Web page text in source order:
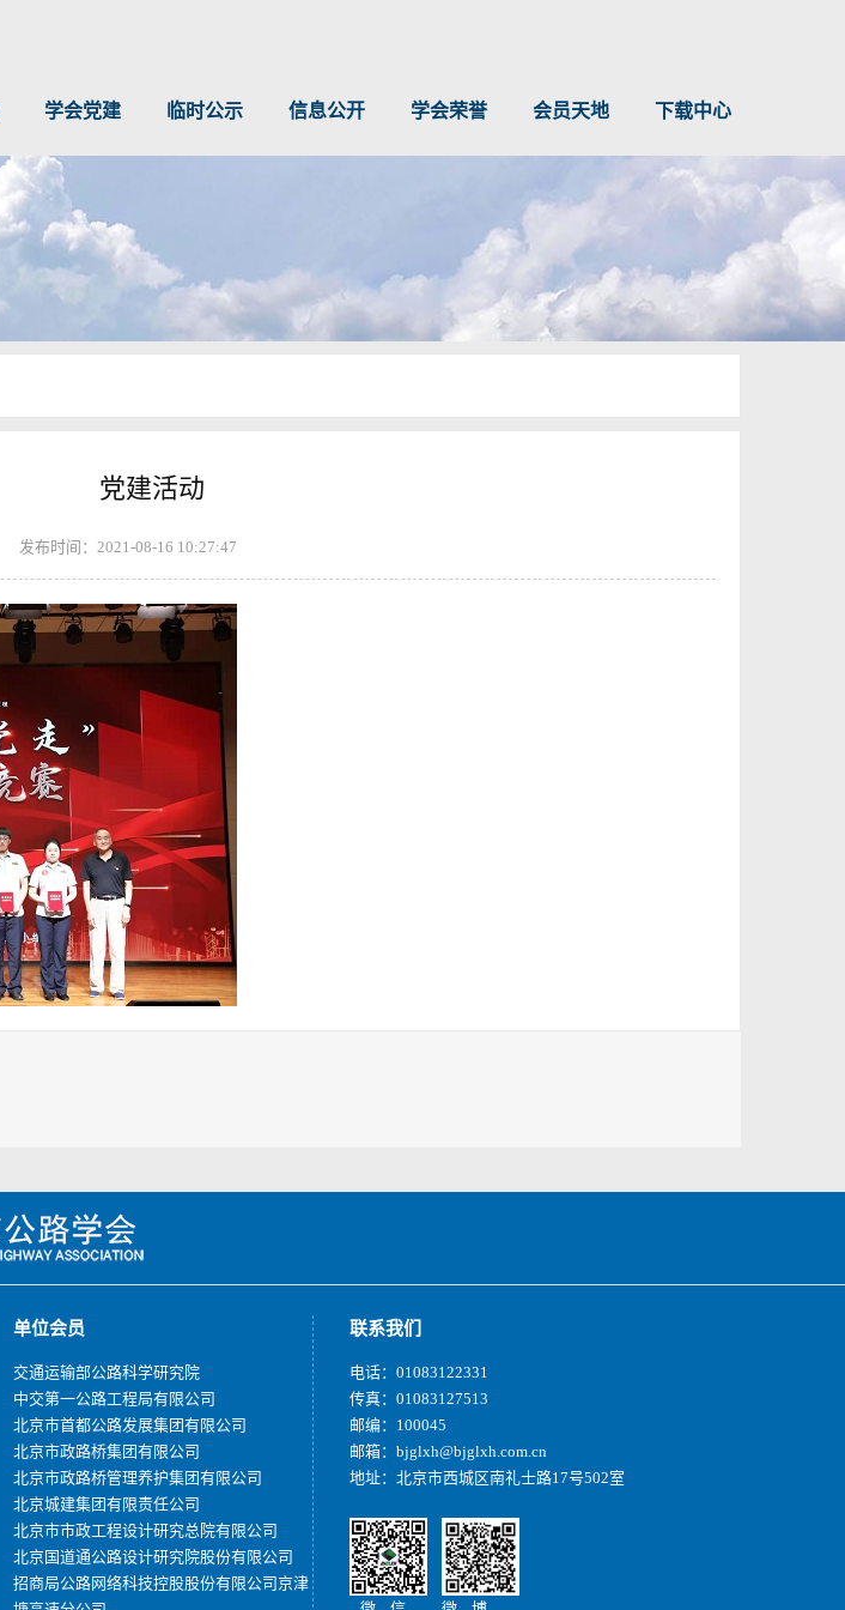
学会党建 临时公示 信息公开 学会荣誉 会员天地 下载中心
党建活动
发布时间：2021-08-16 10:27:47
单位会员
交通运输部公路科学研究院
中交第一公路工程局有限公司
北京市首都公路发展集团有限公司
北京市政路桥集团有限公司
北京市政路桥管理养护集团有限公司
北京城建集团有限责任公司
北京市市政工程设计研究总院有限公司
北京国道通公路设计研究院股份有限公司
招商局公路网络科技控股股份有限公司京津
联系我们
电话：01083122331
传真：01083127513
邮编：100045
邮箱：bjglxh@bjglxh.com.cn
地址：北京市西城区南礼士路17号502室